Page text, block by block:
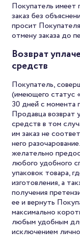
Покупатель имеет
заказ без
просит
отмену заказа до
Возврат
средств
Покупатель,
(имеющего статус
30 дней с момента
Продавца возврат
средств в том
им заказ не
него
желательно
любого удобного
упаковок товара,
изготовления, а
получения
ее и вернуть
максимально
любым удобным
исключением